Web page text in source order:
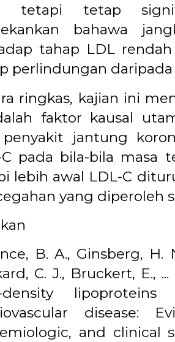
tetapi tetap
bahawa
tahap LDL
perlindungan
ringkas, kajian ini
faktor kausal
jantung
C pada bila-bila masa
lebih awal LDL-C
yang diperoleh
B. A., Ginsberg, H.
C. J., Bruckert, E.,
density lipoproteins
disease:
and clinical